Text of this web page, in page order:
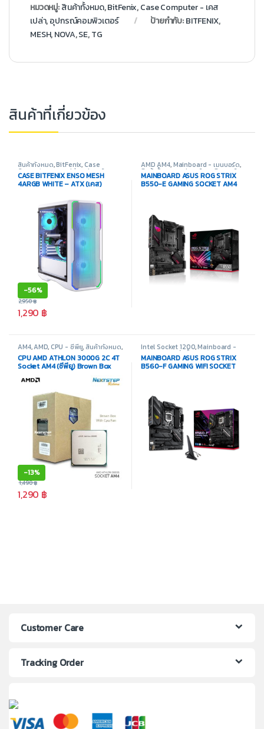
หมวดหมู่:สินค้าทั้งหมด,BitFenix,Case Computer - เคส
เปล่า,อุปกรณ์คอมพิวเตอร์ ป้ายกำกับ:BITFENIX,
MESH,NOVA,SE,TG
สินค้าที่เกี่ยวข้อง
สินค้าทั้งหมด,BitFenix, Case
Computer - เคสเปล่า,อุปกรณ์
คอมพิวเตอร์
CASE BITFENIX ENSO MESH
4ARGB WHITE – ATX (เคส)
-56%
1,290 ฿
2,950฿
AMD AM4,Mainboard - เมนบอร์ด,
สินค้าทั้งหมด,อุปกรณ์คอมพิวเตอร์
MAINBOARD ASUS ROG STRIX
B550-E GAMING SOCKET AM4
AM4,AMD, CPU - ซีพียู, สินค้าทั้งหมด,
อุปกรณ์คอมพิวเตอร์
CPU AMD ATHLON 3000G 2C 4T
Socket AM4 (ซีพียู) Brown Box
-13%
1,290 ฿
1,490฿
Intel Socket 1200,Mainboard -
เมนบอร์ด ,สินค้าทั้งหมด ,อุปกรณ์
คอมพิวเตอร์
MAINBOARD ASUS ROG STRIX
B560-F GAMING WIFI SOCKET
Customer Care
Tracking Order